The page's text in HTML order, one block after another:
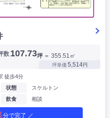
数 107.73坪 ＝ 355.51㎡
坪単価 5,514円
徒歩4分
状態
スケルトン
飲食
相談
分で完了 ／